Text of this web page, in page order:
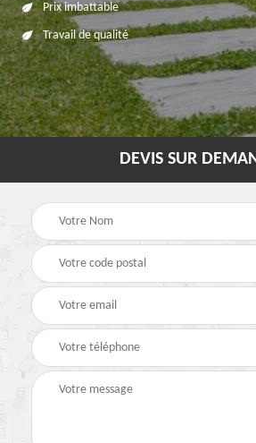
Prix imbattable
Travail de qualité
DEVIS SUR